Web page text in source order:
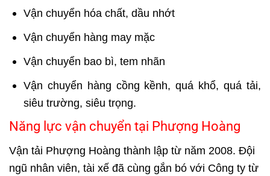
Vận chuyển hóa chất, dầu nhớt
Vận chuyển hàng may mặc
Vận chuyển bao bì, tem nhãn
Vận chuyển hàng cồng kềnh, quá khổ, quá tải,
siêu trường, siêu trọng.
Năng lực vận chuyển tại Phượng Hoàng
Vận tải Phượng Hoàng thành lập từ năm 2008. Đội
ngũ nhân viên, tài xế đã cùng gắn bó với Công ty từ